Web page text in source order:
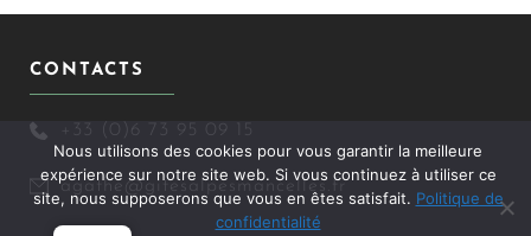
CONTACTS
+33 (0)6 73 95 09 15
agathe@gitesalpesmancelles.fr
Nous utilisons des cookies pour vous garantir la meilleure
expérience sur notre site web. Si vous continuez à utiliser ce
site, nous supposerons que vous en êtes satisfait. Politique de
confidentialité